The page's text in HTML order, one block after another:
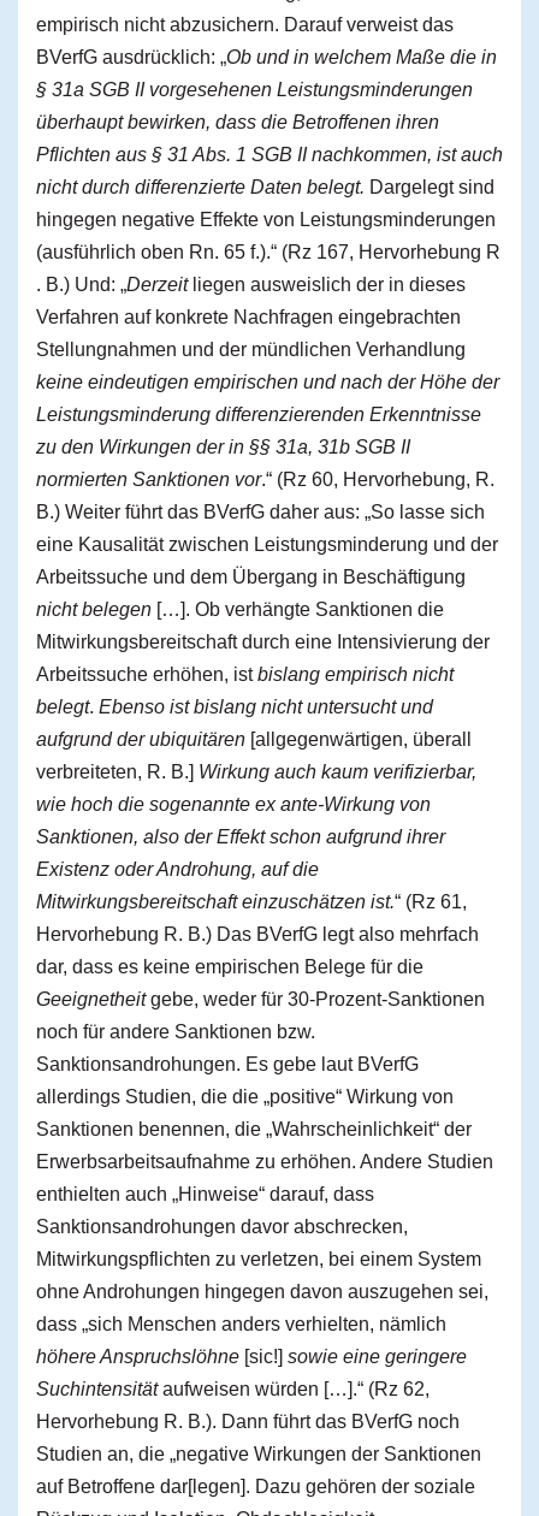
empirisch nicht abzusichern. Darauf verweist das
BVerfG ausdrücklich: „Ob und in welchem Maße die in
§ 31a SGB II vorgesehenen Leistungsminderungen
überhaupt bewirken, dass die Betroffenen ihren
Pflichten aus § 31 Abs. 1 SGB II nachkommen, ist auch
nicht durch differenzierte Daten belegt. Dargelegt sind
hingegen negative Effekte von Leistungsminderungen
(ausführlich oben Rn. 65 f.).“ (Rz 167, Hervorhebung R
. B.) Und: „Derzeitliegen ausweislich der in dieses
Verfahren auf konkrete Nachfragen eingebrachten
Stellungnahmen und der mündlichen Verhandlung
keine eindeutigen empirischen und nach der Höhe der
Leistungsminderung differenzierenden Erkenntnisse
zu den Wirkungen der in §§ 31a, 31b SGB II
normierten Sanktionen vor.“ (Rz 60, Hervorhebung, R.
B.) Weiter führt das BVerfG daher aus: „So lasse sich
eine Kausalität zwischen Leistungsminderung und der
Arbeitssuche und dem Übergang in Beschäftigung
nicht belegen[…]. Ob verhängte Sanktionen die
Mitwirkungsbereitschaft durch eine Intensivierung der
Arbeitssuche erhöhen, istbislang empirisch nicht
belegt. Ebenso ist bislang nicht untersucht und
aufgrund der ubiquitären [allgegenwärtigen, überall
verbreiteten, R. B.] Wirkung auch kaum verifizierbar,
wie hoch die sogenannte ex ante-Wirkung von
Sanktionen, also der Effekt schon aufgrund ihrer
Existenz oder Androhung, auf die
Mitwirkungsbereitschaft einzuschätzen ist.“ (Rz 61,
Hervorhebung R. B.) Das BVerfG legt also mehrfach
dar, dass es keine empirischen Belege für die
Geeignetheitgebe, weder für 30-Prozent-Sanktionen
noch für andere Sanktionen bzw.
Sanktionsandrohungen. Es gebe laut BVerfG
allerdings Studien, die die „positive“ Wirkung von
Sanktionen benennen, die „Wahrscheinlichkeit“ der
Erwerbsarbeitsaufnahme zu erhöhen. Andere Studien
enthielten auch „Hinweise“ darauf, dass
Sanktionsandrohungen davor abschrecken,
Mitwirkungspflichten zu verletzen, bei einem System
ohne Androhungen hingegen davon auszugehen sei,
dass „sich Menschen anders verhielten, nämlich
höhere Anspruchslöhne[sic!] sowie eine geringere
Suchintensitätaufweisen würden […].“ (Rz 62,
Hervorhebung R. B.). Dann führt das BVerfG noch
Studien an, die „negative Wirkungen der Sanktionen
auf Betroffene dar[legen]. Dazu gehören der soziale